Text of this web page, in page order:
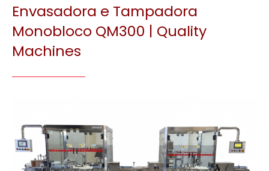
Envasadora e Tampadora
Monobloco QM300 | Quality
Machines